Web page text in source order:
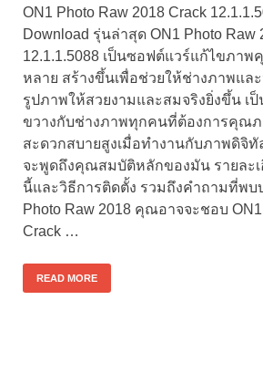
ON1 Photo Raw 2018 Crack
Download รุ่นล่าสุด ON1 Photo Raw
12.1.1.5088 เป็นซอฟต์แวร์แก้ไขภา
หลาย สร้างขึ้นเพื่อช่วยให้ช่างภาพแล
รูปภาพให้สวยงามและสมจริงยิ่งขึ้น เ
ขวางกับช่างภาพทุกคนที่ต้องการคุณ
สะดวกสบายสูงเมื่อทำงานกับภาพดิจิทั
จะพูดถึงคุณสมบัติหลักของมัน รายละ
นี้และวิธีการติดตั้ง รวมถึงคำถามที่พบ
Photo Raw 2018 คุณอาจจะชอบ ON1
Crack …
READ MORE